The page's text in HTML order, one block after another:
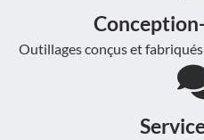
Outillages conçus et